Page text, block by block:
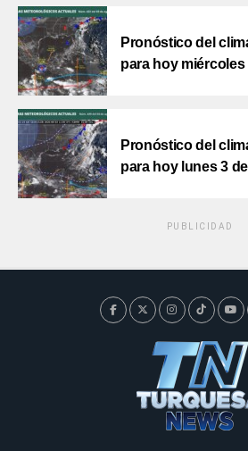
Pronóstico del
para hoy
Pronóstico del
para hoy lunes 3
PUBLICIDAD